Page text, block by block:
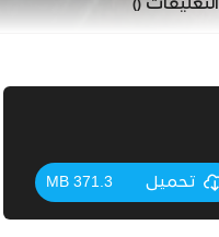
التعليقات()
تحميل 371.3 MB